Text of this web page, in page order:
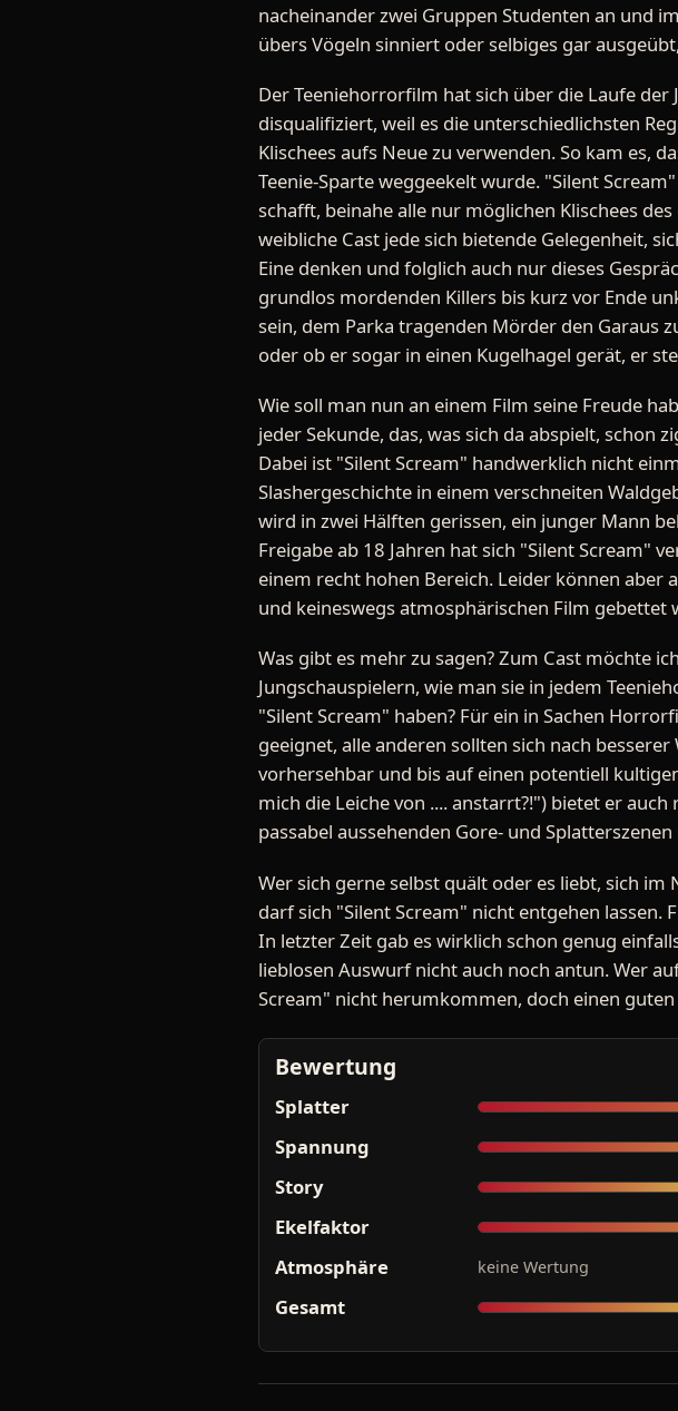
nacheinander zwei Gruppen Studenten an und
übers Vögeln sinniert oder selbiges gar
Der Teeniehorrorfilm hat sich über die Laufe
disqualifiziert, weil es die unterschiedlichsten
Klischees aufs Neue zu verwenden. So kam es,
Teenie-Sparte weggeekelt wurde. "Silent
schafft, beinahe alle nur möglichen Klischees
weibliche Cast jede sich bietende Gelegenheit,
Eine denken und folglich auch nur dieses
grundlos mordenden Killers bis kurz vor Ende
sein, dem Parka tragenden Mörder den Garaus
oder ob er sogar in einen Kugelhagel gerät, er
Wie soll man nun an einem Film seine Freude
jeder Sekunde, das, was sich da abspielt, schon
Dabei ist "Silent Scream" handwerklich nicht
Slashergeschichte in einem verschneiten
wird in zwei Hälften gerissen, ein junger Mann
Freigabe ab 18 Jahren hat sich "Silent Scream"
einem recht hohen Bereich. Leider können aber
und keineswegs atmosphärischen Film gebettet
Was gibt es mehr zu sagen? Zum Cast möchte
Jungschauspielern, wie man sie in jedem
"Silent Scream" haben? Für ein in Sachen
geeignet, alle anderen sollten sich nach
vorhersehbar und bis auf einen potentiell
mich die Leiche von .... anstarrt?!") bietet er
passabel aussehenden Gore- und
Wer sich gerne selbst quält oder es liebt, sich
darf sich "Silent Scream" nicht entgehen lassen.
In letzter Zeit gab es wirklich schon genug
lieblosen Auswurf nicht auch noch antun. Wer
Scream" nicht herumkommen, doch einen
Bewertung
Splatter
Spannung
Story
Ekelfaktor
Atmosphäre keine Wertung
Gesamt